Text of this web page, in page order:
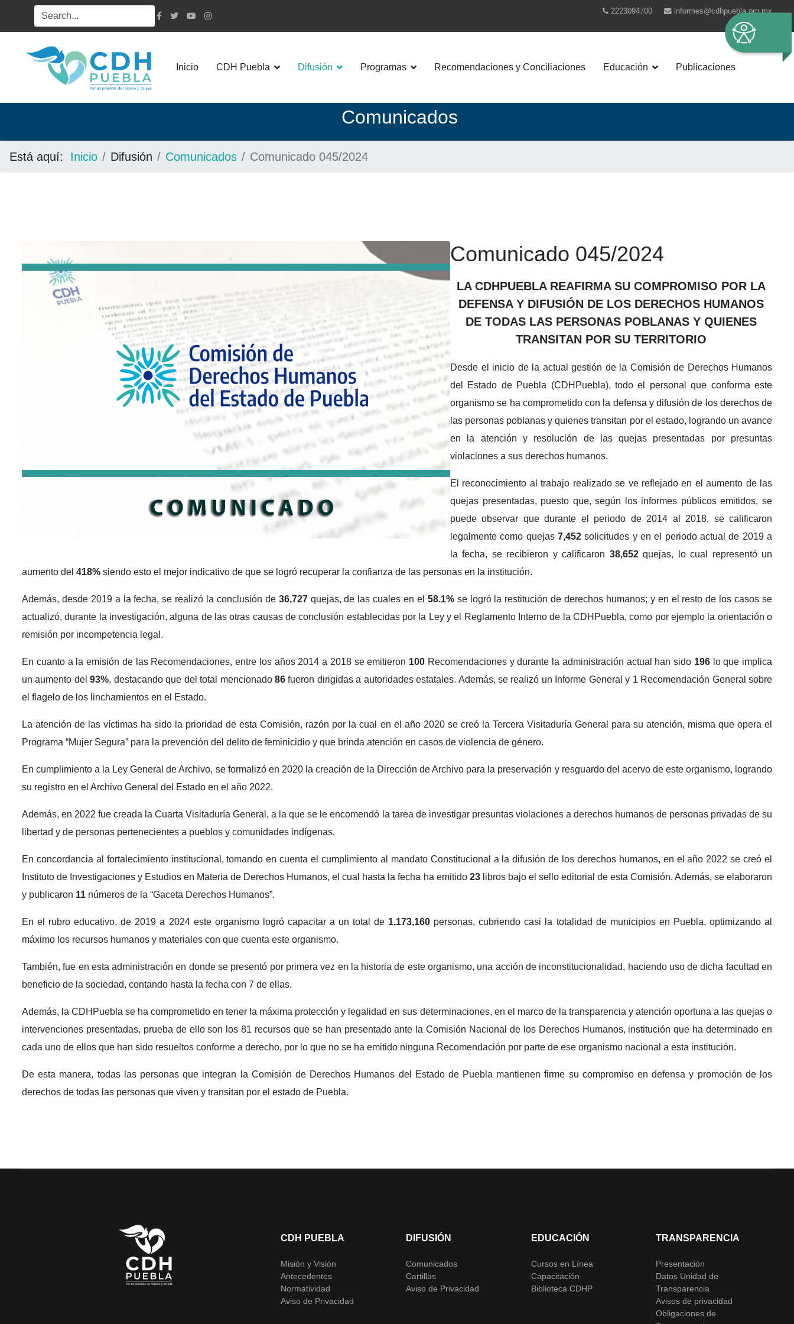
2223094700 informes@cdhpuebla.org.mx
Inicio CDH Puebla Difusión Programas Recomendaciones y Conciliaciones Educación Publicaciones
Comunicados
Está aquí: Inicio Difusión Comunicados Comunicado 045/2024
Comunicado 045/2024
LA CDHPUEBLA REAFIRMA SU COMPROMISO POR LA
DEFENSA Y DIFUSIÓN DE LOS DERECHOS HUMANOS
DE TODAS LAS PERSONAS POBLANAS Y QUIENES
TRANSITAN POR SU TERRITORIO
Desde el inicio de la actual gestión de la Comisión de Derechos Humanos
del Estado de Puebla (CDHPuebla), todo el personal que conforma este
organismo se ha comprometido con la defensa y difusión de los derechos de
las personas poblanas y quienes transitan por el estado, logrando un avance
en la atención y resolución de las quejas presentadas por presuntas
violaciones a sus derechos humanos.
El reconocimiento al trabajo realizado se ve reflejado en el aumento de las
quejas presentadas, puesto que, según los informes públicos emitidos, se
puede observar que durante el periodo de 2014 al 2018, se calificaron
legalmente como quejas 7,452 solicitudes y en el periodo actual de 2019 a
la fecha, se recibieron y calificaron 38,652quejas, lo cual representó un
aumento del 418% siendo esto el mejor indicativo de que se logró recuperar la confianza de las personas en la institución.
Además, desde 2019 a la fecha, se realizó la conclusión de 36,727quejas, de las cuales en el 58.1%se logró la restitución de derechos humanos; y en el resto de los casos se
actualizó, durante la investigación, alguna de las otras causas de conclusión establecidas por la Ley y el Reglamento Interno de la CDHPuebla, como por ejemplo la orientación o
remisión por incompetencia legal.
En cuanto a la emisión de las Recomendaciones, entre los años 2014 a 2018 se emitieron 100 Recomendaciones y durante la administración actual han sido 196lo que implica
un aumento del93%, destacando que del total mencionado 86fueron dirigidas a autoridades estatales. Además, se realizó un Informe General y 1 Recomendación General sobre
el flagelo de los linchamientos en el Estado.
La atención de las víctimas ha sido la prioridad de esta Comisión, razón por la cual en el año 2020 se creó la Tercera Visitaduría General para su atención, misma que opera el
Programa “Mujer Segura” para la prevención del delito de feminicidio y que brinda atención en casos de violencia de género.
En cumplimiento a la Ley General de Archivo, se formalizó en 2020 la creación de la Dirección de Archivo para la preservación y resguardo del acervo de este organismo, logrando
su registro en el Archivo General del Estado en el año 2022.
Además, en 2022 fue creada la Cuarta Visitaduría General, a la que se le encomendó la tarea de investigar presuntas violaciones a derechos humanos de personas privadas de su
libertad y de personas pertenecientes a pueblos y comunidades indígenas.
En concordancia al fortalecimiento institucional, tomando en cuenta el cumplimiento al mandato Constitucional a la difusión de los derechos humanos, en el año 2022 se creó el
Instituto de Investigaciones y Estudios en Materia de Derechos Humanos, el cual hasta la fecha ha emitido23libros bajo el sello editorial de esta Comisión. Además, se elaboraron
y publicaron 11 números de la “Gaceta Derechos Humanos”.
En el rubro educativo, de 2019 a 2024 este organismo logró capacitar a un total de 1,173,160 personas, cubriendo casi la totalidad de municipios en Puebla, optimizando al
máximo los recursos humanos y materiales con que cuenta este organismo.
También, fue en esta administración en donde se presentó por primera vez en la historia de este organismo, una acción de inconstitucionalidad, haciendo uso de dicha facultad en
beneficio de la sociedad, contando hasta la fecha con 7 de ellas.
Además, la CDHPuebla se ha comprometido en tener la máxima protección y legalidad en sus determinaciones, en el marco de la transparencia y atención oportuna a las quejas o
intervenciones presentadas, prueba de ello son los 81 recursos que se han presentado ante la Comisión Nacional de los Derechos Humanos, institución que ha determinado en
cada uno de ellos que han sido resueltos conforme a derecho, por lo que no se ha emitido ninguna Recomendación por parte de ese organismo nacional a esta institución.
De esta manera, todas las personas que integran la Comisión de Derechos Humanos del Estado de Puebla mantienen firme su compromiso en defensa y promoción de los
derechos de todas las personas que viven y transitan por el estado de Puebla.
CDH PUEBLA
Misión y Visión
Antecedentes
Normatividad
Aviso de Privacidad
DIFUSIÓN
Comunicados
Cartillas
Aviso de Privacidad
EDUCACIÓN
Cursos en Línea
Capacitación
Biblioteca CDHP
TRANSPARENCIA
Presentación
Datos Unidad de
Transparencia
Avisos de privacidad
Obligaciones de